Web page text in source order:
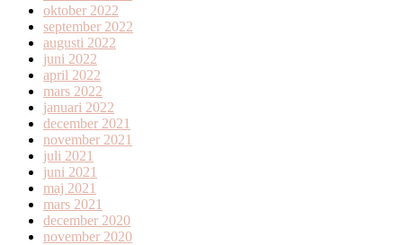
oktober 2022
september 2022
augusti 2022
juni 2022
april 2022
mars 2022
januari 2022
december 2021
november 2021
juli 2021
juni 2021
maj 2021
mars 2021
december 2020
november 2020